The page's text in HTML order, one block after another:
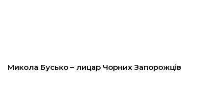
Микола Бусько – лицар Чорних Запорожців